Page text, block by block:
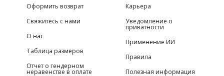
Оформить возврат
Свяжитесь с нами
О нас
Таблица размеров
Отчет о гендерном
неравенстве в оплате
Карьера
Уведомление о
приватности
Применение ИИ
Правила
Полезная информация